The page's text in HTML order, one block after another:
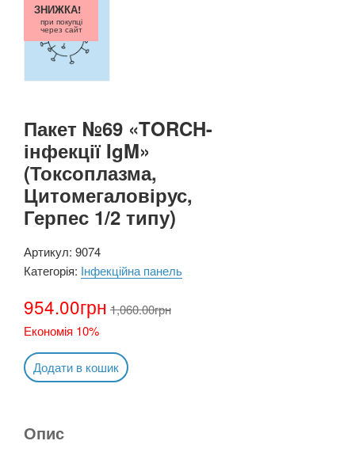
Пакет №69 «TORCH-
інфекції IgM»
(Токсоплазма,
Цитомегаловірус,
Герпес 1/2 типу)
Артикул: 9074
Категорія: Інфекційна панель
954.00грн 1,060.00грн
Економія 10%
ЗНИЖКА!
при покупці
через сайт
Додати в кошик
Опис